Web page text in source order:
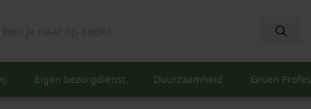
Eigen bezorgdienst Duurzaamheid Groen